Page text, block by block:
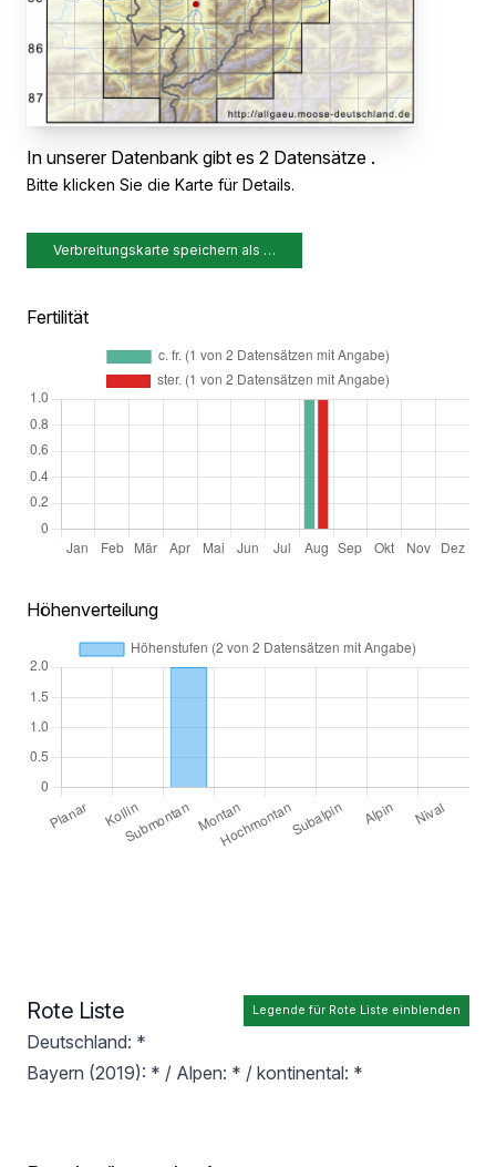
In unserer Datenbank gibt es 2 Datensätze .
Bitte klicken Sie die Karte für Details.
Verbreitungskarte speichern als …
Fertilität
Höhenverteilung
Legende für Rote Liste einblenden
Rote Liste
Deutschland: *
Bayern (2019): * / Alpen: * / kontinental: *